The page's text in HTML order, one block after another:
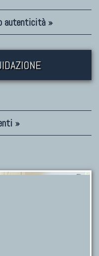
autenticità »
»